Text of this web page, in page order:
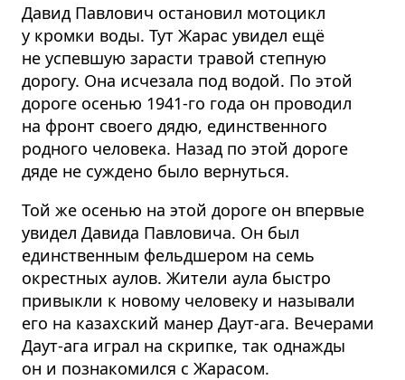
Давид Павлович остановил мотоцикл
у кромки воды. Тут Жарас увидел ещё
не успевшую зарасти травой степную
дорогу. Она исчезала под водой. По этой
дороге осенью 1941-го года он проводил
на фронт своего дядю, единственного
родного человека. Назад по этой дороге
дяде не суждено было вернуться.
Той же осенью на этой дороге он впервые
увидел Давида Павловича. Он был
единственным фельдшером на семь
окрестных аулов. Жители аула быстро
привыкли к новому человеку и называли
его на казахский манер Даут-ага. Вечерами
Даут-ага играл на скрипке, так однажды
он и познакомился с Жарасом.